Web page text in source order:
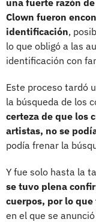
Clown fueron
identificación,
lo que obligó a las
identificación con
Este proceso tardó
la búsqueda de los
certeza de que los
artistas, no se
podía frenar la
Y fue solo hasta la
se tuvo plena
cuerpos, por lo
en el que se